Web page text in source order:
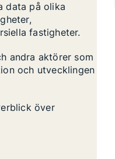
data på olika
fastigheter.
andra aktörer som
och utvecklingen
över